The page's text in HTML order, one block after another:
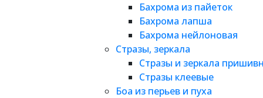
Бахрома из пайеток
Бахрома лапша
Бахрома нейлоновая
Стразы, зеркала
Стразы и зеркала
Стразы клеевые
Боа из перьев и пуха